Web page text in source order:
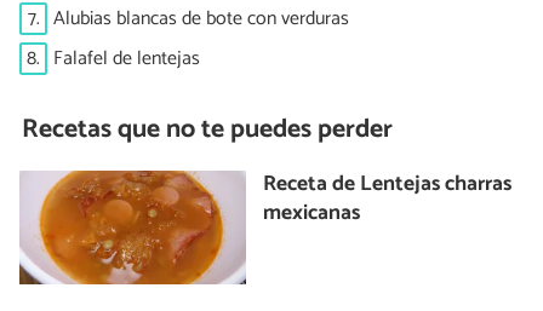
7. Alubias blancas de bote con verduras
8. Falafel de lentejas
Recetas que no te puedes perder
Receta de Lentejas charras
mexicanas